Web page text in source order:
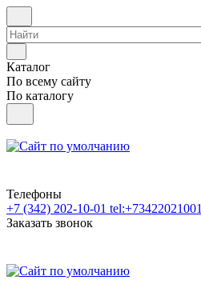
Каталог
По всему сайту
По каталогу
Телефоны
+7 (342) 202-10-01 tel:+73422021001
Заказать звонок